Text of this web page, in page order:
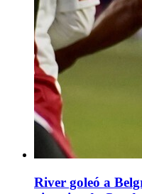
River goleó a